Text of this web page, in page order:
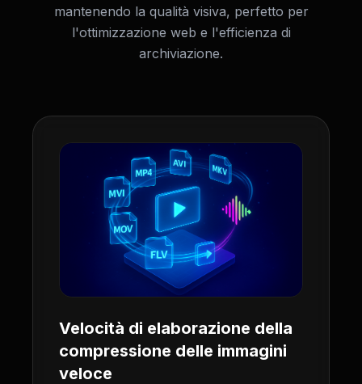
mantenendo la qualità visiva, perfetto per
l'ottimizzazione web e l'efficienza di
archiviazione.
Velocità di elaborazione della
compressione delle immagini
veloce